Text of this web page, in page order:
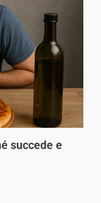
succede e